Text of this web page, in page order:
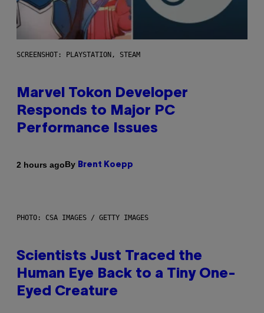
SCREENSHOT: PLAYSTATION, STEAM
Marvel Tokon Developer
Responds to Major PC
Performance Issues
2 hours agoBy Brent Koepp
PHOTO: CSA IMAGES / GETTY IMAGES
Scientists Just Traced the
Human Eye Back to a Tiny One-
Eyed Creature